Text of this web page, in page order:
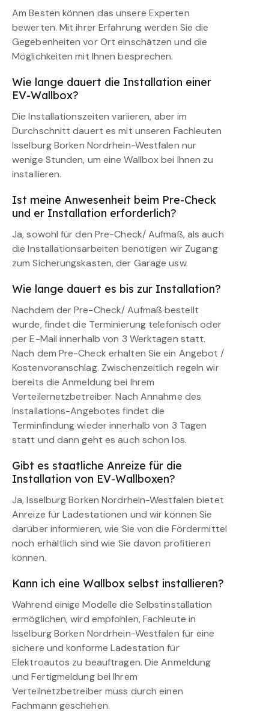
Am Besten können das unsere Experten
bewerten. Mit ihrer Erfahrung werden Sie die
Gegebenheiten vor Ort einschätzen und die
Möglichkeiten mit Ihnen besprechen.
Wie lange dauert die Installation einer
EV-Wallbox?
Die Installationszeiten variieren, aber im
Durchschnitt dauert es mit unseren Fachleuten
Isselburg Borken Nordrhein-Westfalen nur
wenige Stunden, um eine Wallbox bei Ihnen zu
installieren.
Ist meine Anwesenheit beim Pre-Check
und er Installation erforderlich?
Ja, sowohl für den Pre-Check/ Aufmaß, als auch
die Installationsarbeiten benötigen wir Zugang
zum Sicherungskasten, der Garage usw.
Wie lange dauert es bis zur Installation?
Nachdem der Pre-Check/ Aufmaß bestellt
wurde, findet die Terminierung telefonisch oder
per E-Mail innerhalb von 3 Werktagen statt.
Nach dem Pre-Check erhalten Sie ein Angebot /
Kostenvoranschlag. Zwischenzeitlich regeln wir
bereits die Anmeldung bei Ihrem
Verteilernetzbetreiber. Nach Annahme des
Installations-Angebotes findet die
Terminfindung wieder innerhalb von 3 Tagen
statt und dann geht es auch schon los.
Gibt es staatliche Anreize für die
Installation von EV-Wallboxen?
Ja, Isselburg Borken Nordrhein-Westfalen bietet
Anreize für Ladestationen und wir können Sie
darüber informieren, wie Sie von die Fördermittel
noch erhältlich sind wie Sie davon profitieren
können.
Kann ich eine Wallbox selbst installieren?
Während einige Modelle die Selbstinstallation
ermöglichen, wird empfohlen, Fachleute in
Isselburg Borken Nordrhein-Westfalen für eine
sichere und konforme Ladestation für
Elektroautos zu beauftragen. Die Anmeldung
und Fertigmeldung bei Ihrem
Verteilnetzbetreiber muss durch einen
Fachmann geschehen.